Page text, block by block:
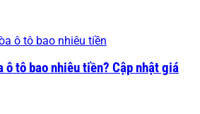
ô tô bao nhiêu tiền? Cập nhật giá